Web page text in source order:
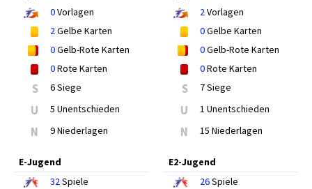
0Vorlagen
2Gelbe Karten
0Gelb-Rote Karten
0Rote Karten
S 6 Siege
U 5 Unentschieden
N 9 Niederlagen
2Vorlagen
0Gelbe Karten
0Gelb-Rote Karten
0Rote Karten
S 7 Siege
U 1 Unentschieden
N 15 Niederlagen
E-Jugend
32Spiele
E2-Jugend
26Spiele